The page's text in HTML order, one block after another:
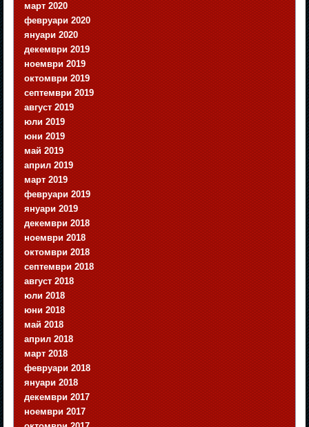
март 2020
февруари 2020
януари 2020
декември 2019
ноември 2019
октомври 2019
септември 2019
август 2019
юли 2019
юни 2019
май 2019
април 2019
март 2019
февруари 2019
януари 2019
декември 2018
ноември 2018
октомври 2018
септември 2018
август 2018
юли 2018
юни 2018
май 2018
април 2018
март 2018
февруари 2018
януари 2018
декември 2017
ноември 2017